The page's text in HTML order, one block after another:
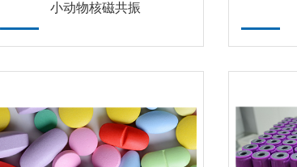
小动物核磁共振